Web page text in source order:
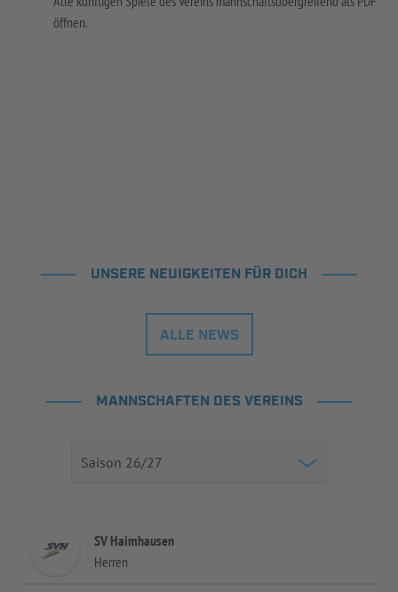
öffnen.
UNSERE NEUIGKEITEN FÜR DICH
ALLE NEWS
MANNSCHAFTEN DES VEREINS
SV Haimhausen
Herren